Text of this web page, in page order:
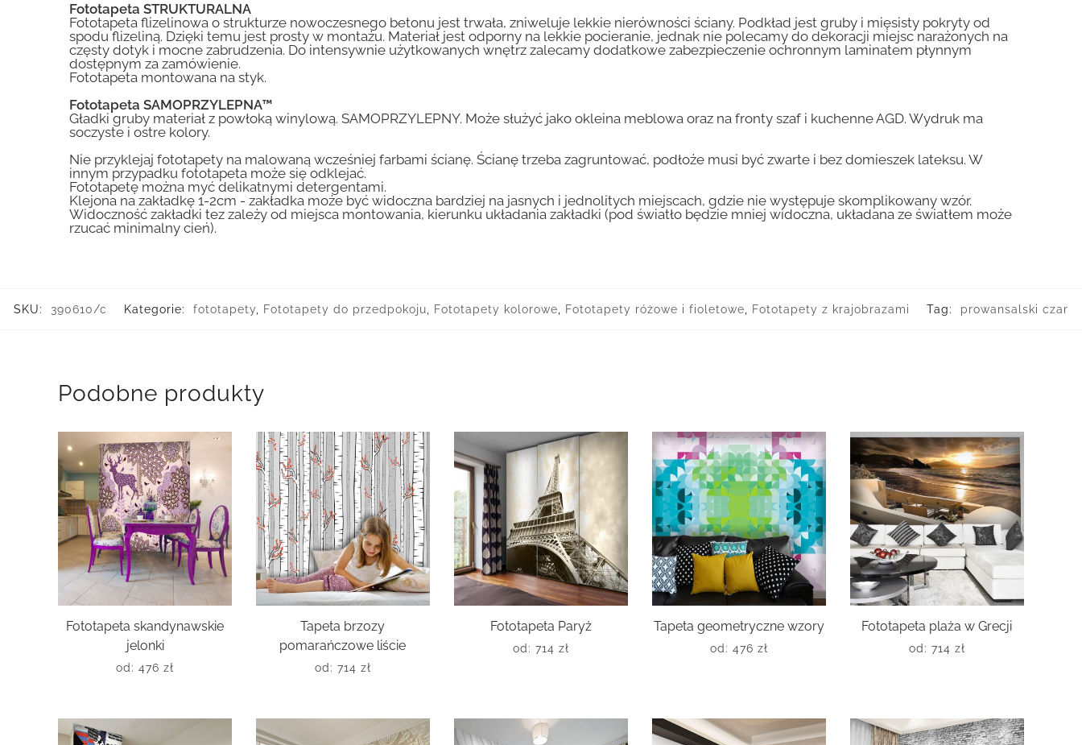
Fototapeta STRUKTURALNA
Fototapeta flizelinowa o strukturze nowoczesnego betonu jest trwała, zniweluje lekkie nierówności ściany. Podkład jest gruby i mięsisty pokryty od
spodu flizeliną. Dzięki temu jest prosty w montażu. Materiał jest odporny na lekkie pocieranie, jednak nie polecamy do dekoracji miejsc narażonych na
częsty dotyk i mocne zabrudzenia. Do intensywnie użytkowanych wnętrz zalecamy dodatkowe zabezpieczenie ochronnym laminatem płynnym
dostępnym za zamówienie.
Fototapeta montowana na styk.
Fototapeta SAMOPRZYLEPNA™
Gładki gruby materiał z powłoką winylową. SAMOPRZYLEPNY. Może służyć jako okleina meblowa oraz na fronty szaf i kuchenne AGD. Wydruk ma
soczyste i ostre kolory.
Nie przyklejaj fototapety na malowaną wcześniej farbami ścianę. Ścianę trzeba zagruntować, podłoże musi być zwarte i bez domieszek lateksu. W
innym przypadku fototapeta może się odklejać.
Fototapetę można myć delikatnymi detergentami.
Klejona na zakładkę 1-2cm - zakładka może być widoczna bardziej na jasnych i jednolitych miejscach, gdzie nie występuje skomplikowany wzór.
Widoczność zakładki tez zależy od miejsca montowania, kierunku układania zakładki (pod światło będzie mniej widoczna, układana ze światłem może
rzucać minimalny cień).
SKU: 390610/c Kategorie: fototapety, Fototapety do przedpokoju, Fototapety kolorowe, Fototapety różowe i fioletowe, Fototapety z krajobrazami Tag: prowansalski czar
Podobne produkty
Fototapeta skandynawskie
jelonki
od: 476 zł
Tapeta brzozy
pomarańczowe liście
od: 714 zł
Fototapeta Paryż
od: 714 zł
Tapeta geometryczne wzory
od: 476 zł
Fototapeta plaża w Grecji
od: 714 zł